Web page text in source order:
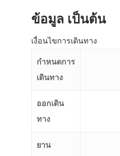
ข้อมูล เป็นต้น
เงื่อนไขการเดินทาง
กำหนดการ
เดินทาง
ออกเดิน
ทาง
ยาน